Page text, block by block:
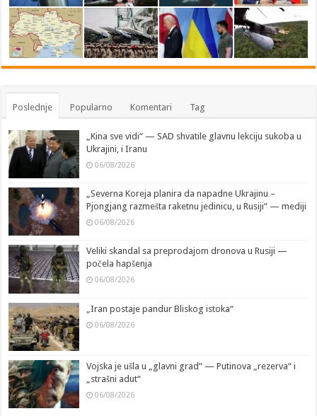
Poslednje Popularno Komentari Tag
„Kina sve vidi“ — SAD shvatile glavnu lekciju sukoba u
Ukrajini, i Iranu
06/08/2026
„Severna Koreja planira da napadne Ukrajinu –
Pjongjang razmešta raketnu jedinicu, u Rusiji“ — mediji
06/08/2026
Veliki skandal sa preprodajom dronova u Rusiji —
počela hapšenja
06/08/2026
„Iran postaje pandur Bliskog istoka“
06/08/2026
Vojska je ušla u „glavni grad“ — Putinova „rezerva“ i
„strašni adut“
06/08/2026